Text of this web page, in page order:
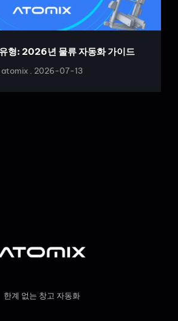
형: 2026년 물류 자동화 가이드
atomix 2026-07-13
한계 없는 창고 자동화